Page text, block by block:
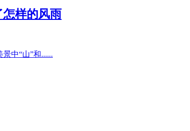
怎样的风雨
中“山”和......